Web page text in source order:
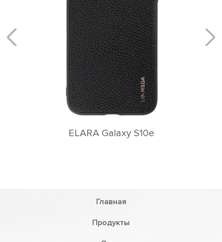
ELARA Galaxy A30s/A50/
Главная
Продукты